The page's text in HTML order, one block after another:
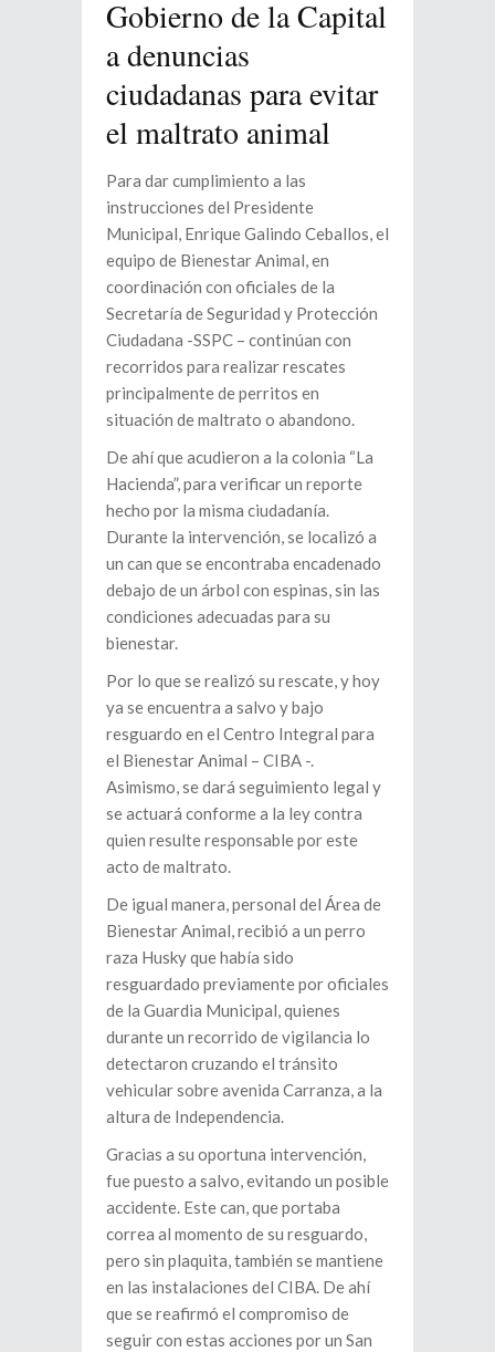
Gobierno de la Capital
a denuncias
ciudadanas para evitar
el maltrato animal
Para dar cumplimiento a las
instrucciones del Presidente
Municipal, Enrique Galindo Ceballos, el
equipo de Bienestar Animal, en
coordinación con oficiales de la
Secretaría de Seguridad y Protección
Ciudadana -SSPC – continúan con
recorridos para realizar rescates
principalmente de perritos en
situación de maltrato o abandono.
De ahí que acudieron a la colonia “La
Hacienda”, para verificar un reporte
hecho por la misma ciudadanía.
Durante la intervención, se localizó a
un can que se encontraba encadenado
debajo de un árbol con espinas, sin las
condiciones adecuadas para su
bienestar.
Por lo que se realizó su rescate, y hoy
ya se encuentra a salvo y bajo
resguardo en el Centro Integral para
el Bienestar Animal – CIBA -.
Asimismo, se dará seguimiento legal y
se actuará conforme a la ley contra
quien resulte responsable por este
acto de maltrato.
De igual manera, personal del Área de
Bienestar Animal, recibió a un perro
raza Husky que había sido
resguardado previamente por oficiales
de la Guardia Municipal, quienes
durante un recorrido de vigilancia lo
detectaron cruzando el tránsito
vehicular sobre avenida Carranza, a la
altura de Independencia.
Gracias a su oportuna intervención,
fue puesto a salvo, evitando un posible
accidente. Este can, que portaba
correa al momento de su resguardo,
pero sin plaquita, también se mantiene
en las instalaciones del CIBA. De ahí
que se reafirmó el compromiso de
seguir con estas acciones por un San